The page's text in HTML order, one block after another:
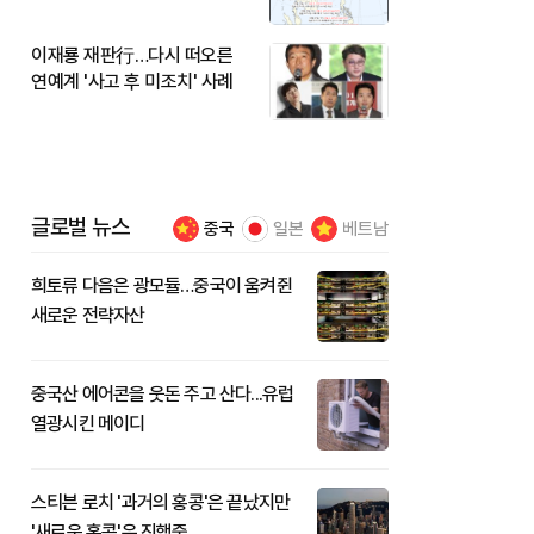
이재룡 재판行…다시 떠오른
연예계 '사고 후 미조치' 사례
글로벌 뉴스 중국 일본 베트남
희토류 다음은 광모듈…중국이 움켜쥔
새로운 전략자산
중국산 에어콘을 웃돈 주고 산다...유럽
열광시킨 메이디
스티븐 로치 '과거의 홍콩'은 끝났지만